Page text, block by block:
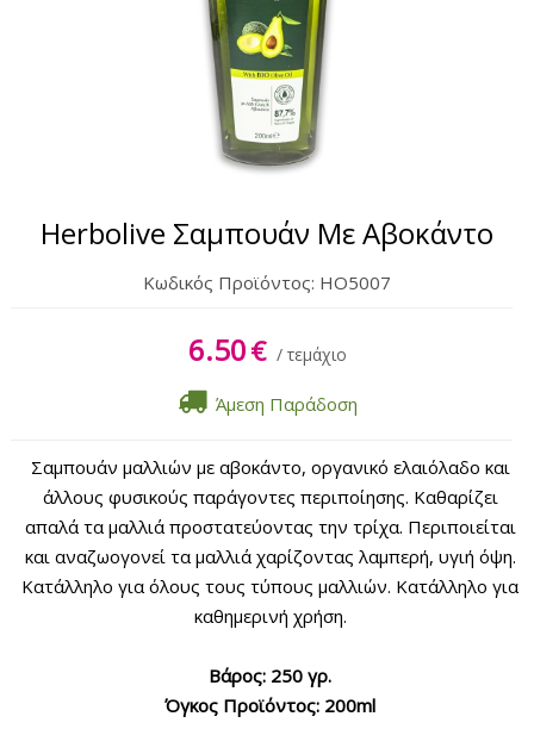
Herbolive Σαμπουάν Με Αβοκάντο
Κωδικός Προϊόντος: HO5007
6.50€ / τεμάχιο
Άμεση Παράδοση
Σαμπουάν μαλλιών με αβοκάντο, οργανικό ελαιόλαδο και
άλλους φυσικούς παράγοντες περιποίησης. Καθαρίζει
απαλά τα μαλλιά προστατεύοντας την τρίχα. Περιποιείται
και αναζωογονεί τα μαλλιά χαρίζοντας λαμπερή, υγιή όψη.
Κατάλληλο για όλους τους τύπους μαλλιών. Κατάλληλο για
καθημερινή χρήση.
Βάρος: 250 γρ.
Όγκος Προϊόντος: 200ml